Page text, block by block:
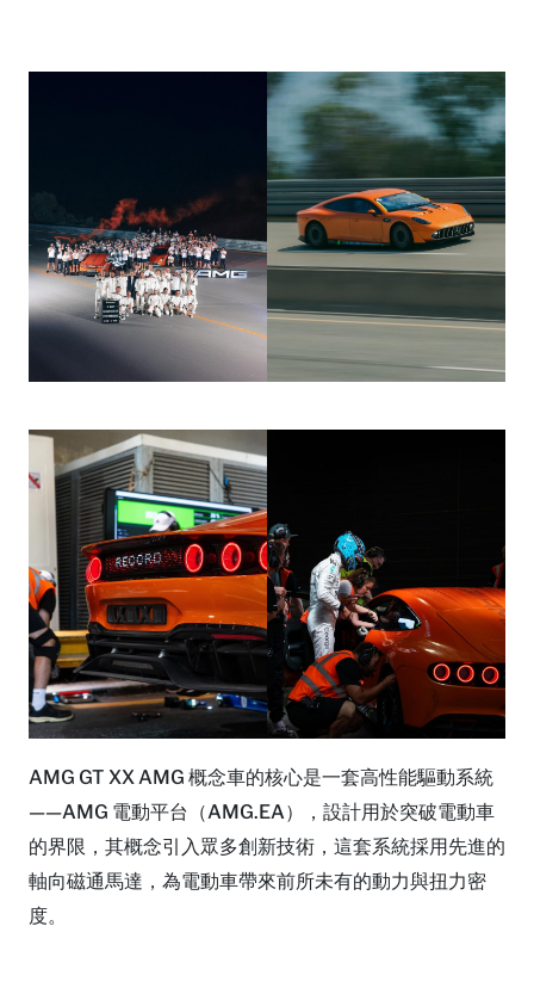
AMG GT XX AMG 概念車的核心是一套高性能驅動系統
——AMG 電動平台（AMG.EA），設計用於突破電動車
的界限，其概念引入眾多創新技術，這套系統採用先進的
軸向磁通馬達，為電動車帶來前所未有的動力與扭力密
度。